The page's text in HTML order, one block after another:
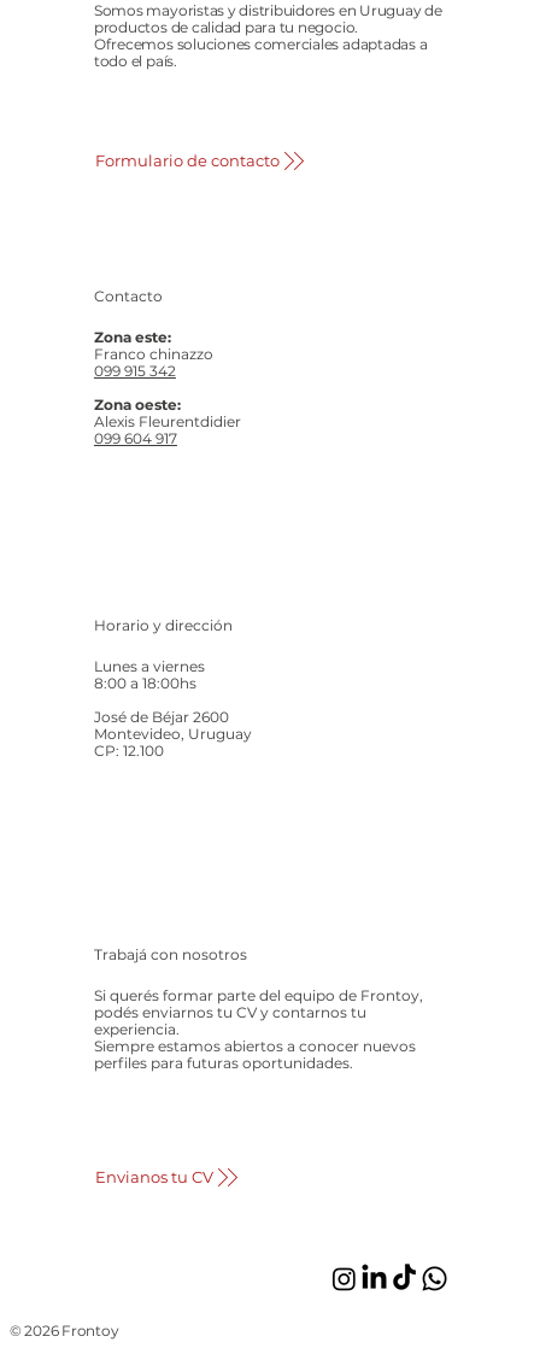
© 2026 Frontoy
Somos mayoristas y distribuidores en Uruguay de
productos de calidad para tu negocio.
Ofrecemos soluciones comerciales adaptadas a
todo el país.
Formulario de contacto
Contacto
Zona este:
Franco chinazzo
099 915 342
Zona oeste:
Alexis Fleurentdidier
099 604 917
Horario y dirección
Lunes a viernes
8:00 a 18:00hs
José de Béjar 2600
Montevideo, Uruguay
CP: 12.100
Trabajá con nosotros
Si querés formar parte del equipo de Frontoy,
podés enviarnos tu CV y contarnos tu
experiencia.
Siempre estamos abiertos a conocer nuevos
perfiles para futuras oportunidades.
Envianos tu CV